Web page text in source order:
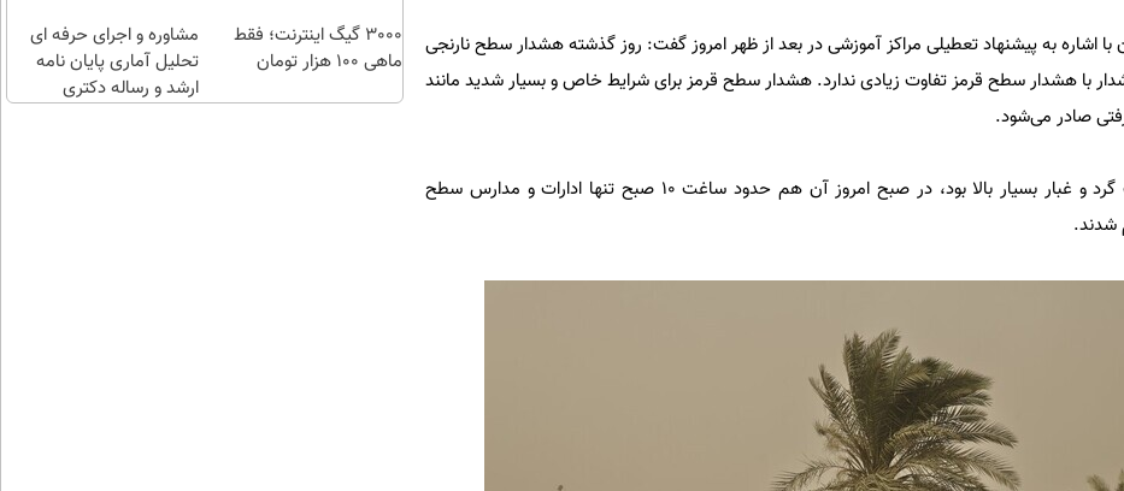
اشاره به پیشنهاد تعطیلی مراکز آموزشی در بعد از ظهر امروز گفت: روز گذشته هشدار سطح نارنجی
با هشدار سطح قرمز تفاوت زیادی ندارد. هشدار سطح قرمز برای شرایط خاص و بسیار شدید مانند
با وجود اینکه میزان غلظت گرد و غبار بسیار بالا بود، در صبح امروز آن هم حدود ساغت ۱۰ صبح تنها ادارات و مدارس سطح
شدند.
3000 گیگ اینترنت؛ فقط
ماهی 100 هزار تومان
مشاوره و اجرای حرفه ای
تحلیل آماری پایان نامه
ارشد و رساله دکتری